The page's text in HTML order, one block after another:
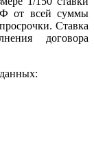
от всей суммы
Ставка
договора